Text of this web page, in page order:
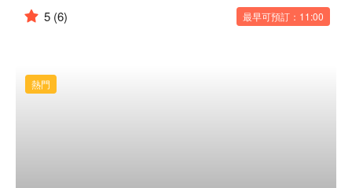
5 (6) 最早可預訂：11:00
熱門